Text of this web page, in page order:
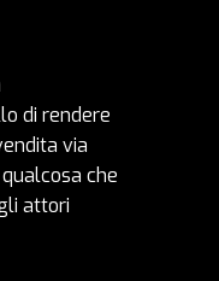
di rendere
via
che
attori